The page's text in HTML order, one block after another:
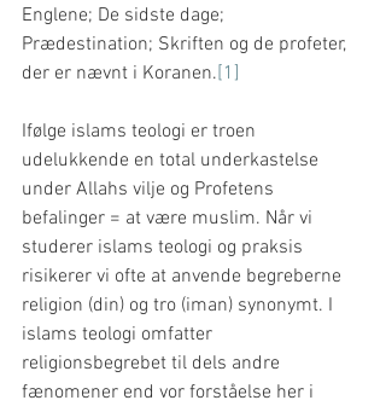
Englene; De sidste dage;
Prædestination; Skriften og de profeter,
der er nævnt i Koranen.[1]
Ifølge islams teologi er troen
udelukkende en total underkastelse
under Allahs vilje og Profetens
befalinger = at være muslim. Når vi
studerer islams teologi og praksis
risikerer vi ofte at anvende begreberne
religion (din) og tro (iman) synonymt. I
islams teologi omfatter
religionsbegrebet til dels andre
fænomener end vor forståelse her i